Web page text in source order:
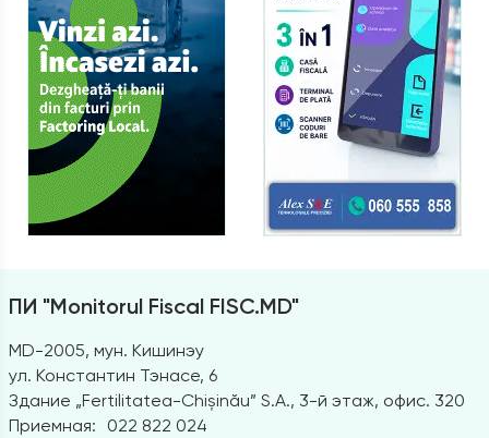
ПИ "Monitorul Fiscal FISC.MD"
MD-2005, мун. Кишинэу
ул. Константин Тэнасе, 6
Здание „Fertilitatea-Chișinău” S.A., 3-й этаж, офис. 320
Приемная:
022 822 024